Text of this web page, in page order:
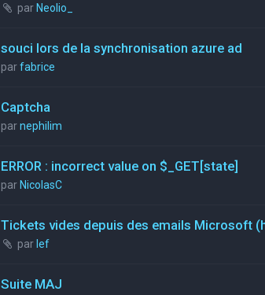
par Neolio_
souci lors de la synchronisation azure ad
parfabrice
Captcha
parnephilim
ERROR : incorrect value on $_GET[state]
par NicolasC
Tickets vides depuis des emails Microsoft
par lef
Suite MAJ